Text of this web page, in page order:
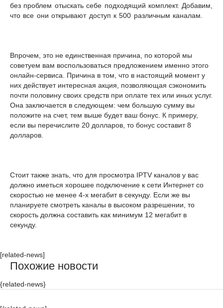
без проблем отыскать себе подходящий комплект. Добавим,
что все они открывают доступ к 500 различным каналам.
Впрочем, это не единственная причина, по которой мы
советуем вам воспользоваться предложением именно этого
онлайн-сервиса. Причина в том, что в настоящий момент у
них действует интересная акция, позволяющая сэкономить
почти половину своих средств при оплате тех или иных услуг.
Она заключается в следующем: чем большую сумму вы
положите на счет, тем выше будет ваш бонус. К примеру,
если вы перечислите 20 долларов, то бонус составит 8
долларов.
Стоит также знать, что для просмотра IPTV каналов у вас
должно иметься хорошее подключение к сети Интернет со
скоростью не менее 4-х мегабит в секунду. Если же вы
планируете смотреть каналы в высоком разрешении, то
скорость должна составить как минимум 12 мегабит в
секунду.
[related-news]
Похожие новости
{related-news}